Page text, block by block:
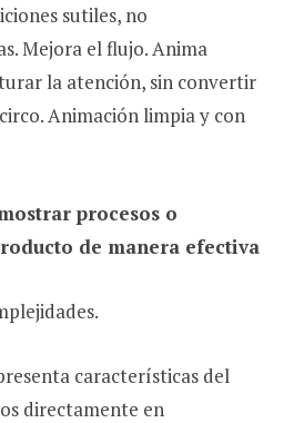
sutiles, no
Mejora el flujo. Anima
la atención, sin convertir
Animación limpia y con
procesos o
de manera efectiva
características del
directamente en